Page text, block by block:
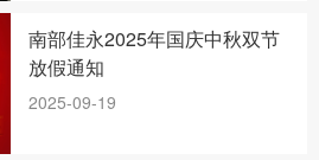
南部佳永2025年国庆中秋双节
放假通知
2025-09-19